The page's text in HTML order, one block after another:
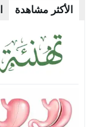
الأكثر مشاهدة